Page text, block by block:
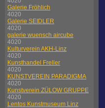
Galerie Fröhlich
4020
Galerie SEIDLER
4020
galerie wuensch aircube
4020
Kulturverein AKH-Linz
4020
Kunsthandel Freller
4020
KUNSTVEREIN PARADIGMA
4020
Kunstverein ZÜLOW GRUPPE
4020
Lentos Kunstmuseum Linz